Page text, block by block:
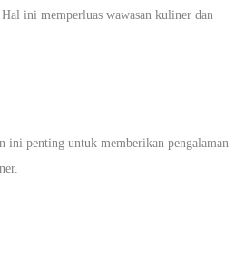
ini memperluas wawasan kuliner dan
ini penting untuk memberikan pengalaman